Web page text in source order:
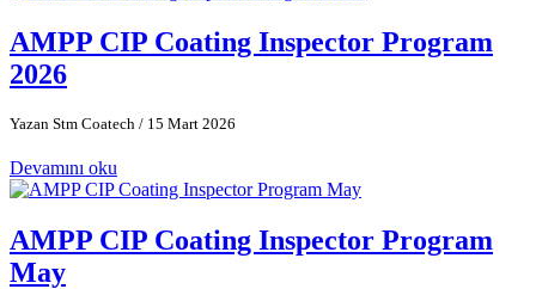
AMPP CIP Coating Inspector Program
2026
Yazan Stm Coatech / 15 Mart 2026
Devamını oku
AMPP CIP Coating Inspector Program
May